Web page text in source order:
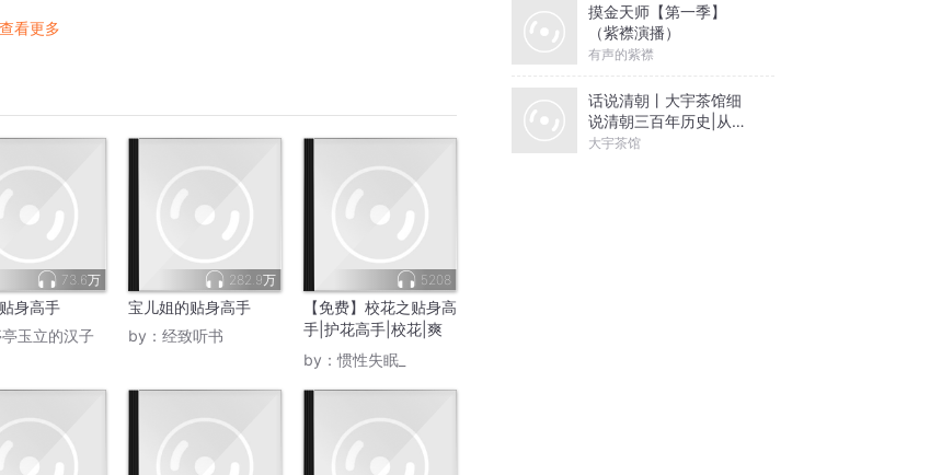
查看更多
73.6万
身高手
玉立的汉子
282.9万
宝儿姐的贴身高手
by： 经致听书
5208
【免费】校花之贴身高
手|护花高手|校花|爽
文
by：惯性失眠_
摸金天师【第一季】
（紫襟演播）
有声的紫襟
话说清朝丨大宇茶馆细
说清朝三百年历史|从努
尔哈赤到末代皇帝溥仪|
大宇茶馆